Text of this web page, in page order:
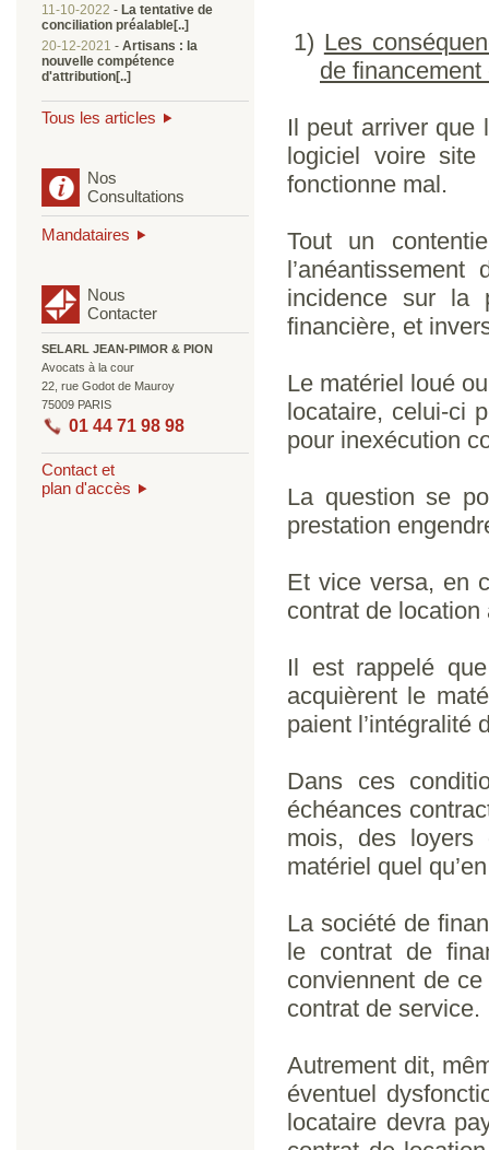
11-10-2022 - La tentative de
conciliation préalable[..]
20-12-2021 - Artisans : la
nouvelle compétence
d'attribution[..]
Tous les articles
Nos
Consultations
Mandataires
Nous
Contacter
SELARL JEAN-PIMOR & PION
Avocats à la cour
22, rue Godot de Mauroy
75009 PARIS
01 44 71 98 98
Contact et
plan d'accès
1) Les
de
Il peut arriver que
logiciel voire
fonctionne mal.
Tout un
incidence sur la
financière, et
Le matériel loué
locataire, celui-ci
pour inexécution
La question se
prestation
Et vice versa, en
contrat de
Il est rappelé
acquièrent le
paient l’intégralité
Dans ces
échéances
mois, des
matériel quel
La société de
le contrat de
conviennent de
contrat de service.
Autrement dit,
éventuel
locataire devra